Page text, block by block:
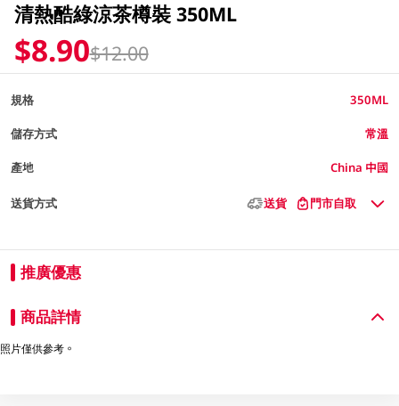
清熱酷綠涼茶樽裝 350ML
$8.90$12.00
規格 350ML
儲存方式 常溫
產地 China 中國
送貨方式 送貨 門市自取
推廣優惠
商品詳情
照片僅供參考。